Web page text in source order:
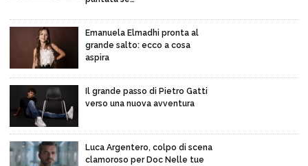
Emanuela Elmadhi pronta al
grande salto: ecco a cosa
aspira
Il grande passo di Pietro Gatti
verso una nuova avventura
Luca Argentero, colpo di scena
clamoroso per Doc Nelle tue